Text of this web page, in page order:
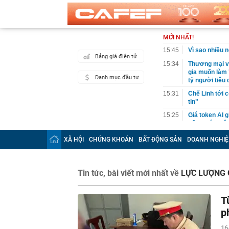
Bảng giá điện tử
Danh mục đầu tư
MỚI NHẤT!
15:45
Vì sao nhiều
15:34
Thương mại
gia muốn
tỷ người tiêu
15:31
Chế Linh tới
tin"
15:25
Giá token AI
15:23
Việt Nam sắp
đầu tư: Xây
15:20
Cảnh tượng
Anh: Khói
15:18
Bắt môi giới
15:15
Hanoi Metro
15:15
Hầm xuyên
XÃ HỘI CHỨNG KHOÁN BẤT ĐỘNG SẢN DOANH
Tin tức, bài viết mới nhất về LỰC LƯỢNG